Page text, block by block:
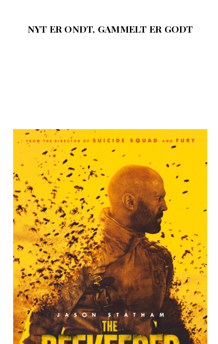
NYT ER ONDT, GAMMELT ER GODT